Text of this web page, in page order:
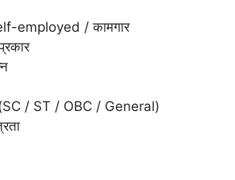
employed / कामगार
(SC / ST / OBC / General)